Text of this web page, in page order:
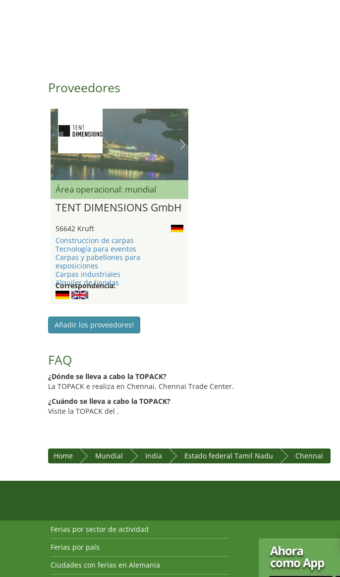
Proveedores
Área operacional: mundial
TENT DIMENSIONS GmbH
56642 Kruft
Construccion de carpas
Tecnología para eventos
Carpas y pabellones para
exposiciones
Carpas industriales
Alquiler de tiendas
Correspondencia:
Añadir los proveedores!
FAQ
¿Dónde se lleva a cabo la TOPACK?
La TOPACK e realiza en Chennai, Chennai Trade Center.
¿Cuándo se lleva a cabo la TOPACK?
Visite la TOPACK del .
Home Mundial India Estado federal Tamil Nadu Chennai
Ferias por sector de actividad
Ferias por país
Ciudades con ferias en Alemania